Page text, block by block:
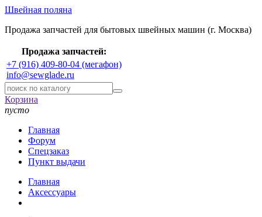
Швейная поляна
Продажа запчастей для бытовых швейных машин (г. Москва)
Продажа запчастей:
+7 (916) 409-80-04 (мегафон)
info@sewglade.ru
Корзина
пусто
Главная
Форум
Спецзаказ
Пункт выдачи
Главная
Аксессуары